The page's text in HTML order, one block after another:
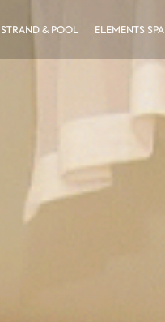
STRAND & POOL ELEMENTS SPA